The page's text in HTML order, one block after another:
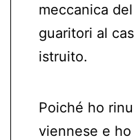
meccanica
guaritori al
istruito.
Poiché ho
viennese e